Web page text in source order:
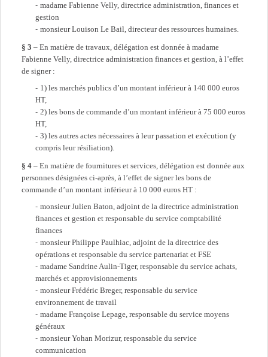
madame Fabienne Velly, directrice administration, finances et
gestion
monsieur Louison Le Bail, directeur des ressources humaines.
§ 3 – En matière de travaux, délégation est donnée à madame
Fabienne Velly, directrice administration finances et gestion, à l’effet
de signer :
1) les marchés publics d’un montant inférieur à 140 000 euros
HT,
2) les bons de commande d’un montant inférieur à 75 000 euros
HT,
3) les autres actes nécessaires à leur passation et exécution (y
compris leur résiliation).
§ 4 – En matière de fournitures et services, délégation est donnée aux
personnes désignées ci-après, à l’effet de signer les bons de
commande d’un montant inférieur à 10 000 euros HT :
monsieur Julien Baton, adjoint de la directrice administration
finances et gestion et responsable du service comptabilité
finances
monsieur Philippe Paulhiac, adjoint de la directrice des
opérations et responsable du service partenariat et FSE
madame Sandrine Aulin-Tiger, responsable du service achats,
marchés et approvisionnements
monsieur Frédéric Breger, responsable du service
environnement de travail
madame Françoise Lepage, responsable du service moyens
généraux
monsieur Yohan Morizur, responsable du service
communication